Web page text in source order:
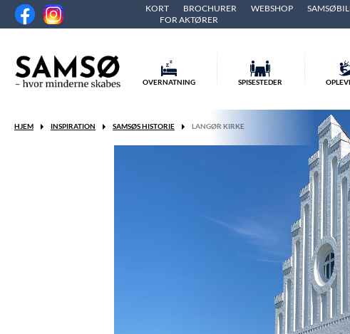
KORT BROCHURER WEBSHOP
FOR AKTØRER
OVERNATNING SPISESTEDER
HJEM INSPIRATION SAMSØS HISTORIE LANGØR KIRKE